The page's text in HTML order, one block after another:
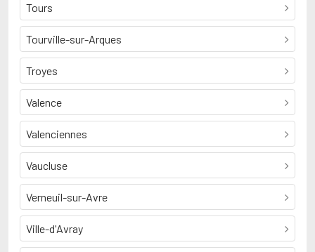
Tours
Tourville-sur-Arques
Troyes
Valence
Valenciennes
Vaucluse
Verneuil-sur-Avre
Ville-d'Avray